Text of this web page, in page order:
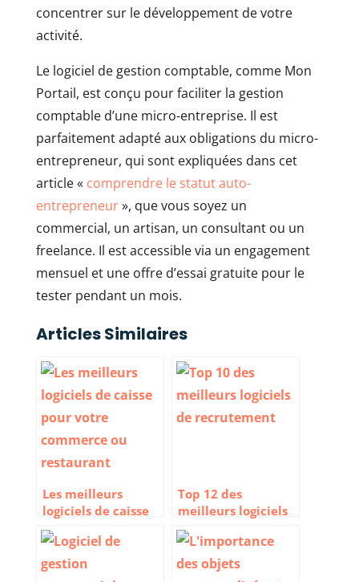
concentrer sur le développement de votre
activité.
Le logiciel de gestion comptable, comme Mon
Portail, est conçu pour faciliter la gestion
comptable d’une micro-entreprise. Il est
parfaitement adapté aux obligations du micro-
entrepreneur, qui sont expliquées dans cet
article « comprendre le statut auto-
entrepreneur», que vous soyez un
commercial, un artisan, un consultant ou un
freelance. Il est accessible via un engagement
mensuel et une offre d’essai gratuite pour le
tester pendant un mois.
Articles Similaires
Les meilleurs
logiciels de caisse
pour votre
commerce ou
restaurant
Top 12 des
meilleurs logiciels
de recrutement